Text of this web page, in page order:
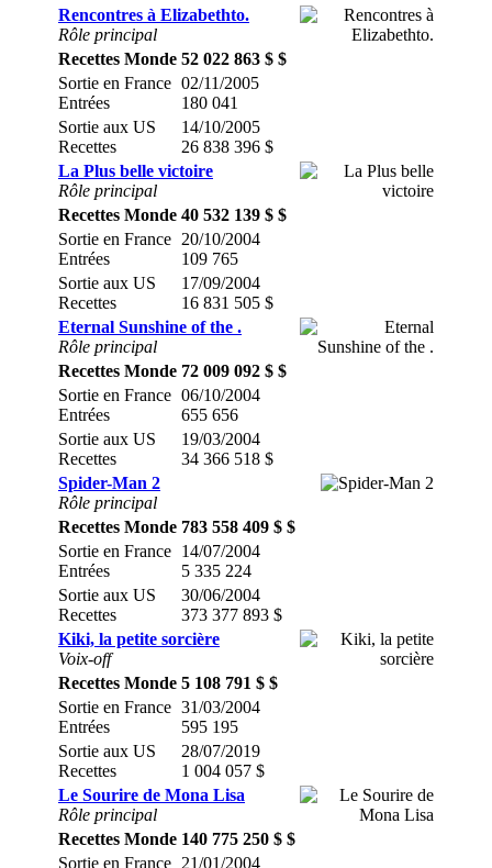
Rencontres à Elizabethto.
Rôle principal
Recettes Monde 52 022 863 $ $
Sortie en France
Entrées
02/11/2005
180 041
Sortie aux US
Recettes
14/10/2005
26 838 396 $
La Plus belle victoire
Rôle principal
Recettes Monde 40 532 139 $ $
Sortie en France
Entrées
20/10/2004
109 765
Sortie aux US
Recettes
17/09/2004
16 831 505 $
Eternal Sunshine of the .
Rôle principal
Recettes Monde 72 009 092 $ $
Sortie en France
Entrées
06/10/2004
655 656
Sortie aux US
Recettes
19/03/2004
34 366 518 $
Spider-Man 2
Rôle principal
Recettes Monde 783 558 409 $ $
Sortie en France
Entrées
14/07/2004
5 335 224
Sortie aux US
Recettes
30/06/2004
373 377 893 $
Kiki, la petite sorcière
Voix-off
Recettes Monde 5 108 791 $ $
Sortie en France
Entrées
31/03/2004
595 195
Sortie aux US
Recettes
28/07/2019
1 004 057 $
Le Sourire de Mona Lisa
Rôle principal
Recettes Monde 140 775 250 $ $
Sortie en France 21/01/2004